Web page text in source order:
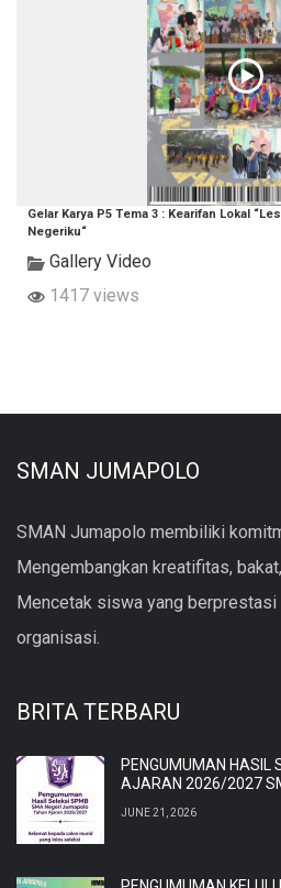
Gelar Karya P5 Tema 3 : Kearifan Lokal
Negeriku“
Gallery Video
1417 views
SMAN JUMAPOLO
SMAN Jumapolo membiliki
Mengembangkan kreatifitas,
Mencetak siswa yang berprestasi
organisasi.
BRITA TERBARU
PENGUMUMAN HASIL
AJARAN 2026/2027
JUNE 21, 2026